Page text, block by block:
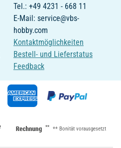
Tel.: +49 4231 - 668 11
E-Mail: service@vbs-
hobby.com
Kontaktmöglichkeiten
Bestell- und Lieferstatus
Feedback
** ** Bonität vorausgesetzt